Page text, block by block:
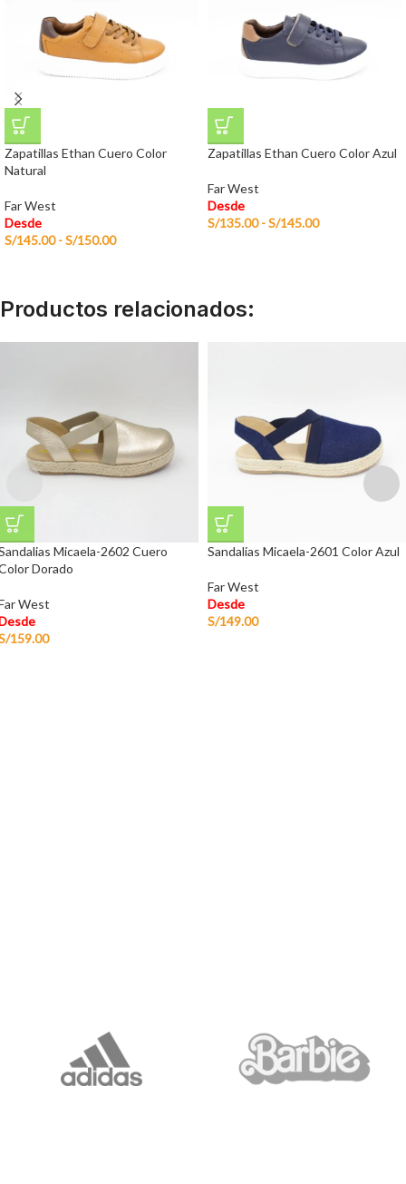
Zapatillas Ethan Cuero Color
Natural
Far West
Desde
S/145.00 -S/150.00
Zapatillas Ethan Cuero Color Azul
Far West
Desde
S/135.00 -S/145.00
Productos relacionados:
Micaela-2602 Cuero
Dorado
West
159.00
Sandalias Micaela-2601 Color Azul
Far West
Desde
S/149.00